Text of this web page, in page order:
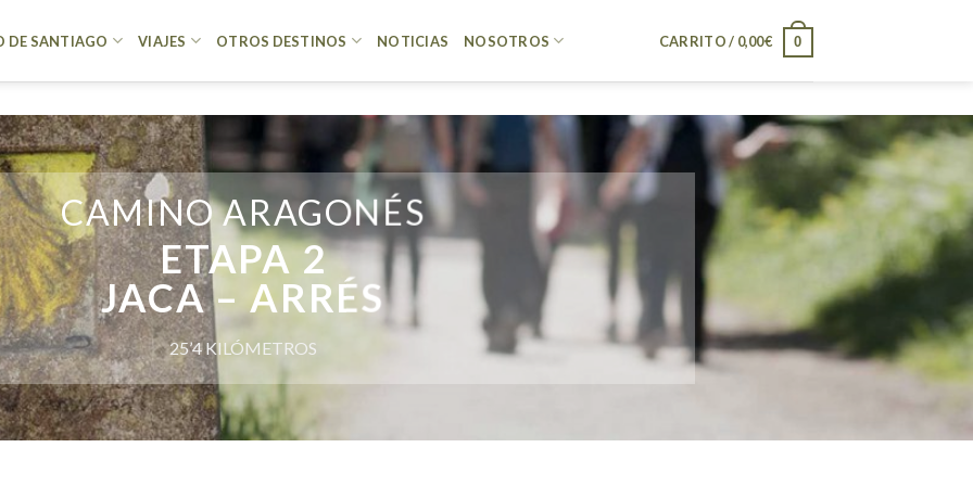
DE SANTIAGO VIAJES OTROS DESTINOS NOTICIAS NOSOTROS CARRITO / 0,00€ 0
CAMINO ARAGONÉS
ETAPA 2
JACA – ARRÉS
25’4 KILÓMETROS